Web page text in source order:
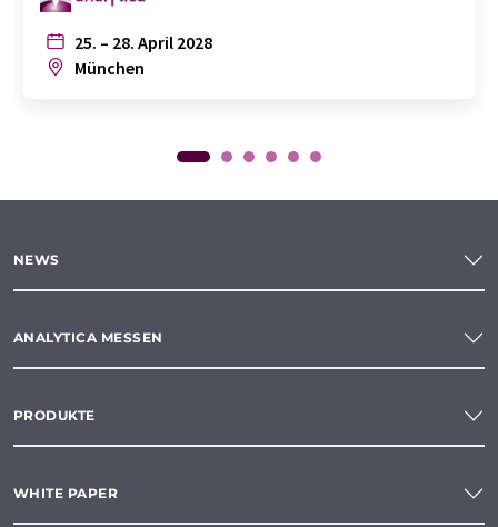
25. – 28. April 2028
München
NEWS
ANALYTICA MESSEN
PRODUKTE
WHITE PAPER